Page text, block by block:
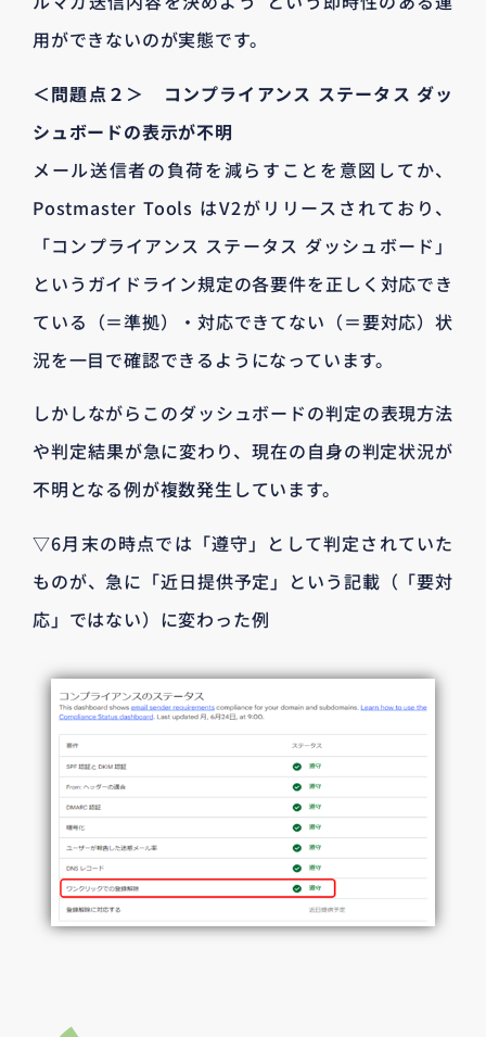
用ができないのが実態です。
＜問題点２＞ コンプライアンス ステータス ダッ
シュボードの表示が不明
メール送信者の負荷を減らすことを意図してか、
Postmaster Tools はV2がリリースされており、
「コンプライアンス ステータス ダッシュボード」
というガイドライン規定の各要件を正しく対応でき
ている（＝準拠）・対応できてない（＝要対応）状
況を一目で確認できるようになっています。
しかしながらこのダッシュボードの判定の表現方法
や判定結果が急に変わり、現在の自身の判定状況が
不明となる例が複数発生しています。
▽6月末の時点では「遵守」として判定されていた
ものが、急に「近日提供予定」という記載（「要対
応」ではない）に変わった例